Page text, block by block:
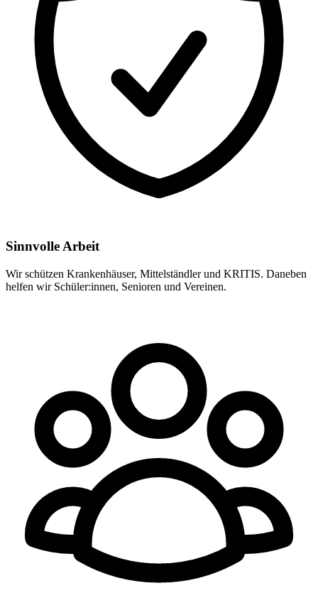
Sinnvolle Arbeit
Wir schützen Krankenhäuser, Mittelständler und KRITIS. Daneben
helfen wir Schüler:innen, Senioren und Vereinen.